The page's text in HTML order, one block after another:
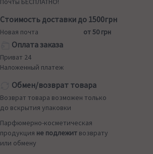
Стоимость доставки до 1500грн
Новая почта от 50 грн
Оплата заказа
Приват 24
Наложенный платеж
Обмен/возврат товара
Возврат товара возможен только
до вскрытия упаковки
Парфюмерно-косметическая
продукция не подлежит возврату
или обмену